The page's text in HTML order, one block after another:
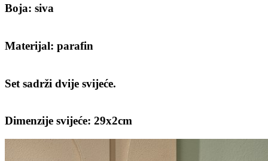
Boja: siva
Materijal: parafin
Set sadrži dvije svijeće.
Dimenzije svijeće: 29x2cm